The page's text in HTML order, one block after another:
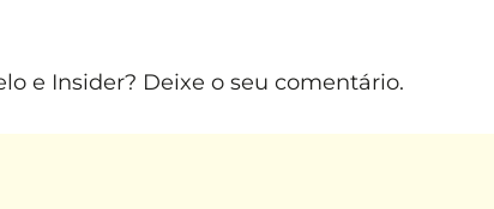
e Insider? Deixe o seu comentário.